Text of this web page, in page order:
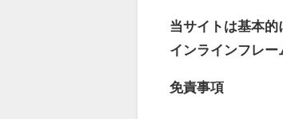
当サイトは基本的
インラインフレー
免責事項